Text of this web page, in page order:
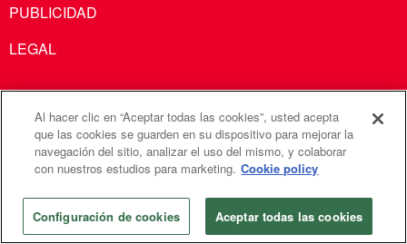
PUBLICIDAD
LEGAL
Comunicaciones Metodistas Unidas es una agencia de la
Iglesia Metodista Unida
©2026Comunicaciones Metodistas Unidas. Reservados
todos los derechos
Al hacer clic en “Aceptar todas las cookies”, usted acepta
que las cookies se guarden en su dispositivo para mejorar la
navegación del sitio, analizar el uso del mismo, y colaborar
con nuestros estudios para marketing. Cookie policy
Configuración de cookies Aceptar todas las cookies